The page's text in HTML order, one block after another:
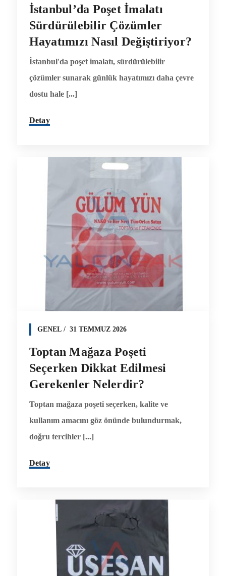
İstanbul’da Poşet İmalatı
Sürdürülebilir Çözümler
Hayatımızı Nasıl Değiştiriyor?
İstanbul'da poşet imalatı, sürdürülebilir
çözümler sunarak günlük hayatımızı daha çevre
dostu hale [...]
Detay
GENEL 31 TEMMUZ 2026
Toptan Mağaza Poşeti
Seçerken Dikkat Edilmesi
Gerekenler Nelerdir?
Toptan mağaza poşeti seçerken, kalite ve
kullanım amacını göz önünde bulundurmak,
doğru tercihler [...]
Detay